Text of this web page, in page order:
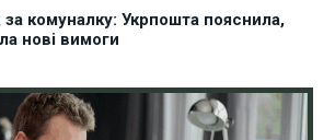
за комуналку: Укрпошта пояснила,
нові вимоги